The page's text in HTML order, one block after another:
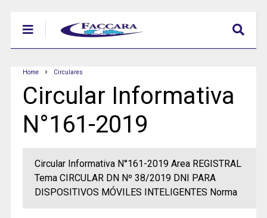
Home Circulares
Circular Informativa
N°161-2019
Circular Informativa N°161-2019 Area REGISTRAL
Tema CIRCULAR DN Nº 38/2019 DNI PARA
DISPOSITIVOS MÓVILES INTELIGENTES Norma